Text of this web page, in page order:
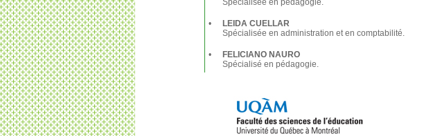
Spécialisée en pédagogie.
•
LEIDA CUELLAR
Spécialisée en administration et en comptabilité.
•
FELICIANO NAURO
Spécialisé en pédagogie.